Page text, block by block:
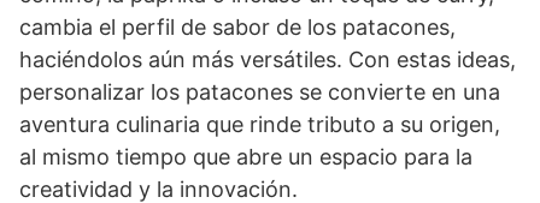
cambia el perfil de sabor de los patacones,
haciéndolos aún más versátiles. Con estas ideas,
personalizar los patacones se convierte en una
aventura culinaria que rinde tributo a su origen,
al mismo tiempo que abre un espacio para la
creatividad y la innovación.